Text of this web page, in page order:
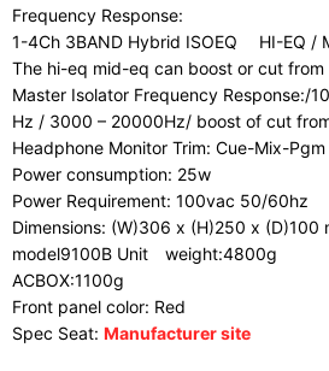
Frequency Response:
1-4Ch 3BAND Hybrid ISOEQ HI-EQ /
The hi-eq mid-eq can boost or cut
Master Isolator Frequency Response:/
Hz / 3000 – 20000Hz/ boost of cut
Headphone Monitor Trim: Cue-Mix-Pgm
Power consumption: 25w
Power Requirement: 100vac 50/60hz
Dimensions: (W)306 x (H)250 x (D)100
model9100B Unit weight:4800g
ACBOX:1100g
Front panel color: Red
Spec Seat: Manufacturer site